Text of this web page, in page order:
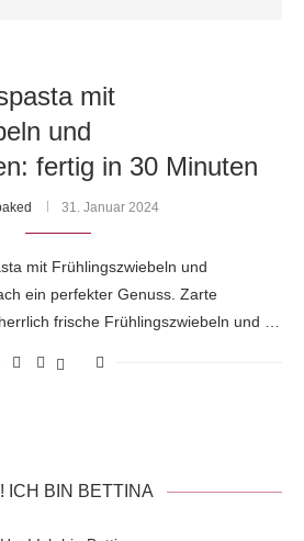
mit
und
fertig in 30 Minuten
31. Januar 2024
mit Frühlingszwiebeln und
ein perfekter Genuss. Zarte
frische Frühlingszwiebeln und …
ICH BIN BETTINA